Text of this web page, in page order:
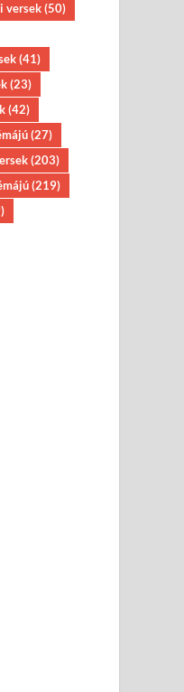
versek(50)
(41)
(23)
(42)
(27)
(203)
(219)